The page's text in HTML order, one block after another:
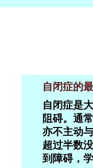
自闭症的
自闭症是
阻碍。通
亦不主动
超过半数
到障碍，